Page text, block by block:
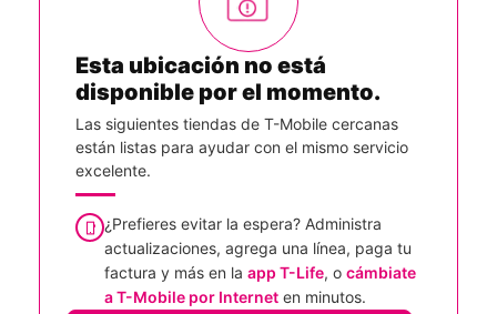
Esta ubicación no está
disponible por el momento.
Las siguientes tiendas de T-Mobile cercanas
están listas para ayudar con el mismo servicio
excelente.
¿Prefieres evitar la espera? Administra
actualizaciones, agrega una línea, paga tu
factura y más en la app T-Life, o cámbiate
a T-Mobile por Internet en minutos.